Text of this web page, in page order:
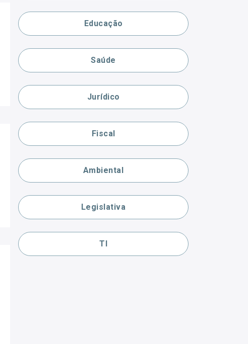
Educação
Saúde
Jurídico
Fiscal
Ambiental
Legislativa
TI